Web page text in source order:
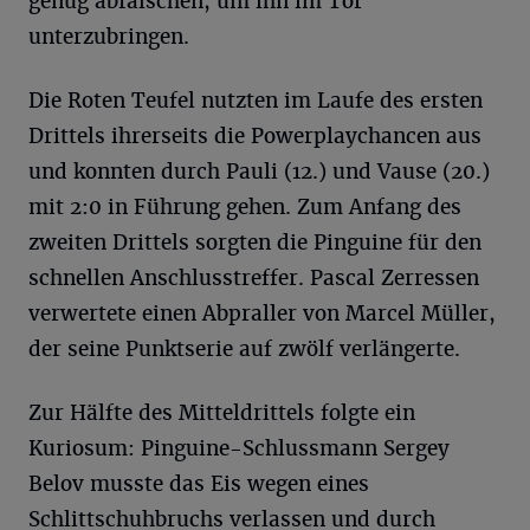
unterzubringen.
Die Roten Teufel nutzten im Laufe des ersten
Drittels ihrerseits die Powerplaychancen aus
und konnten durch Pauli (12.) und Vause (20.)
mit 2:0 in Führung gehen. Zum Anfang des
zweiten Drittels sorgten die Pinguine für den
schnellen Anschlusstreffer. Pascal Zerressen
verwertete einen Abpraller von Marcel Müller,
der seine Punktserie auf zwölf verlängerte.
Zur Hälfte des Mitteldrittels folgte ein
Kuriosum: Pinguine-Schlussmann Sergey
Belov musste das Eis wegen eines
Schlittschuhbruchs verlassen und durch